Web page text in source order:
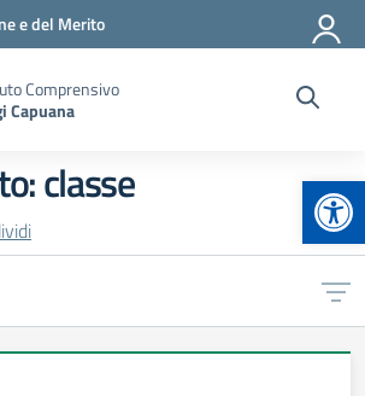
e del Merito
Comprensivo
Capuana
classe